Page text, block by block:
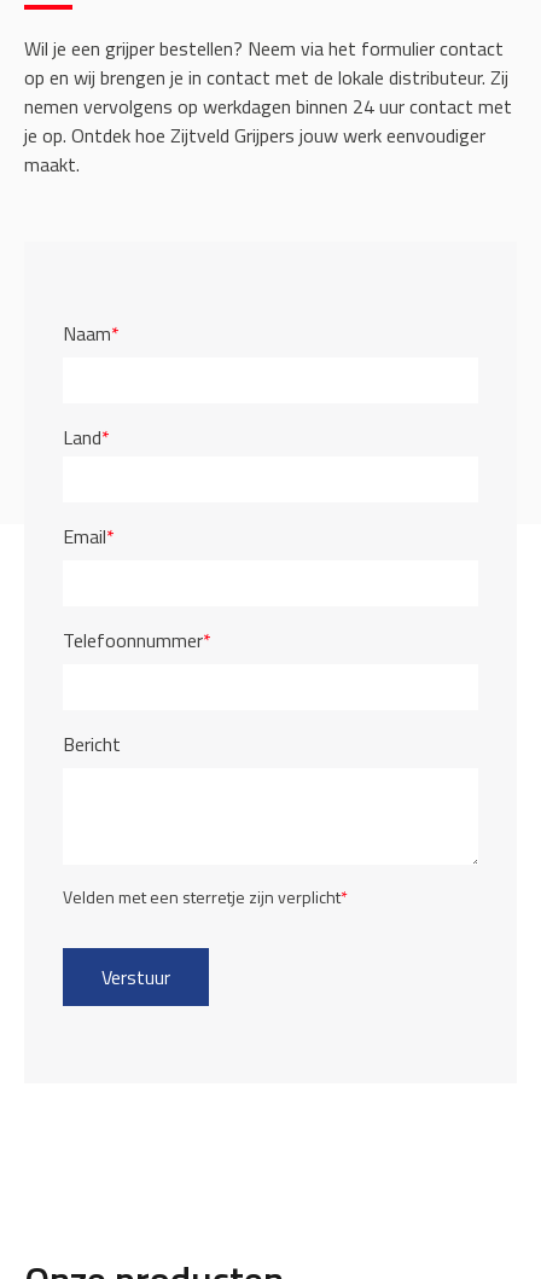
Wil je een grijper bestellen? Neem via het formulier contact
op en wij brengen je in contact met de lokale distributeur. Zij
nemen vervolgens op werkdagen binnen 24 uur contact met
je op. Ontdek hoe Zijtveld Grijpers jouw werk eenvoudiger
maakt.
Naam*
Land*
Email*
Telefoonnummer*
Bericht
Velden met een sterretje zijn verplicht*